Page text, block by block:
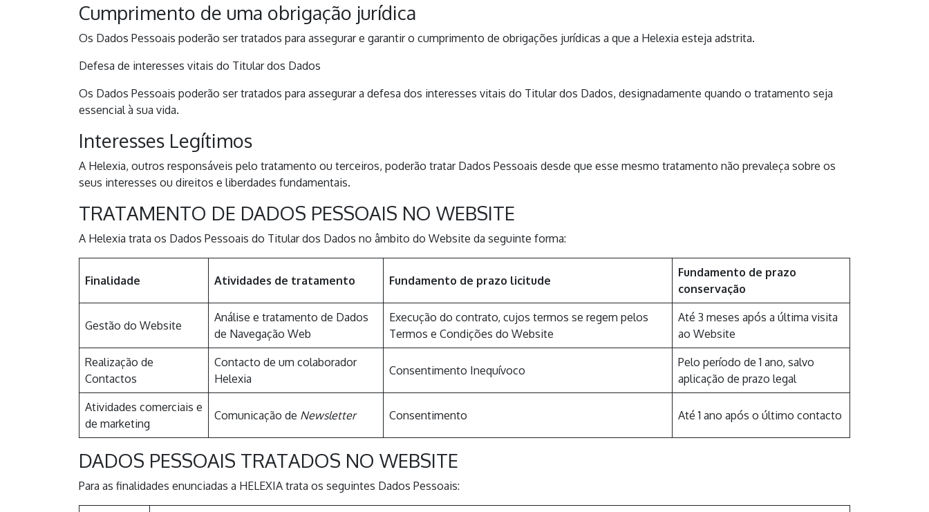
Cumprimento de uma obrigação jurídica
Os Dados Pessoais poderão ser tratados para assegurar e garantir o cumprimento de obrigações jurídicas a que a Helexia esteja adstrita.
Defesa de interesses vitais do Titular dos Dados
Os Dados Pessoais poderão ser tratados para assegurar a defesa dos interesses vitais do Titular dos Dados, designadamente quando o tratamento seja
essencial à sua vida.
Interesses Legítimos
A Helexia, outros responsáveis pelo tratamento ou terceiros, poderão tratar Dados Pessoais desde que esse mesmo tratamento não prevaleça sobre os
seus interesses ou direitos e liberdades fundamentais.
TRATAMENTO DE DADOS PESSOAIS NO WEBSITE
A Helexia trata os Dados Pessoais do Titular dos Dados no âmbito do Website da seguinte forma:
Finalidade Atividades de tratamento Fundamento de prazo licitude
Fundamento de prazo
conservação
Gestão do Website
Análise e tratamento de Dados
de Navegação Web
Execução do contrato, cujos termos se regem pelos
Termos e Condições do Website
Até 3 meses após a última visita
ao Website
Realização de
Contactos
Contacto de um colaborador
Helexia
Consentimento Inequívoco
Pelo período de 1 ano, salvo
aplicação de prazo legal
Atividades comerciais e
de marketing
Comunicação de Newsletter Consentimento Até 1 ano após o último contacto
DADOS PESSOAIS TRATADOS NO WEBSITE
Para as finalidades enunciadas a HELEXIA trata os seguintes Dados Pessoais: